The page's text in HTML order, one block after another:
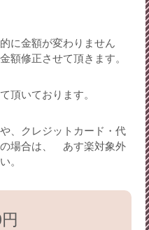
に金額が変わりません
額修正させて頂きます。
頂いております。
、クレジットカード・代
場合は、 あす楽対象外
。